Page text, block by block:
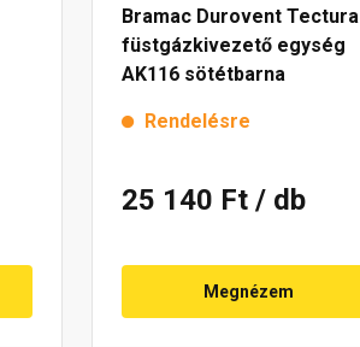
Bramac Durovent Tectura
füstgázkivezető egység
AK116 sötétbarna
Rendelésre
25 140 Ft / db
Megnézem